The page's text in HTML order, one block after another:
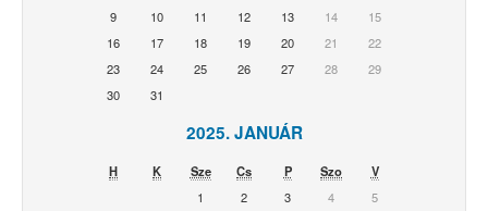
9
10 11 12 13 14
15
16
17 18 19 20 21
22
23
24 25 26 27 28
29
30
31
2025. JANUÁR
H K Sze Cs P Szo
V
1
2 3 4
5